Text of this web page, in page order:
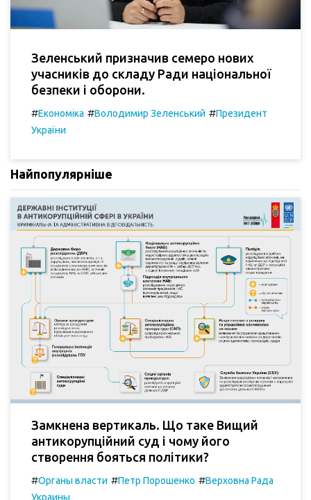
Зеленський призначив семеро нових
учасників до складу Ради національної
безпеки і оборони.
#Економіка #Володимир Зеленський #Президент
України
Найпопулярніше
Замкнена вертикаль. Що таке Вищий
антикорупційний суд і чому його
створення бояться політики?
#Органы власти #Петр Порошенко #Верховна Рада
Украины